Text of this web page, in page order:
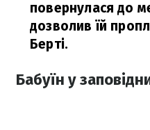
повернулася до
дозволив їй
Берті.
Бабуїн у